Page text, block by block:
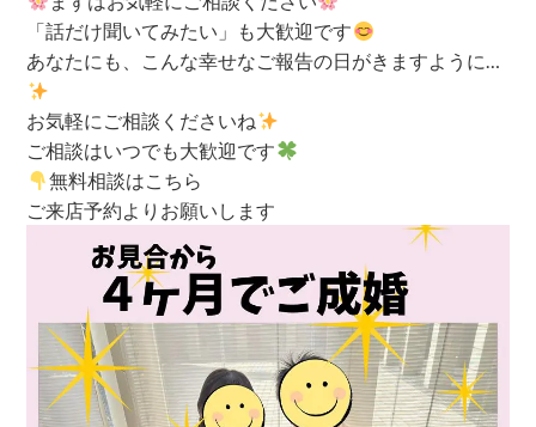
「話だけ聞いてみたい」も大歓迎です
あなたにも、こんな幸せなご報告の日がきますように…
お気軽にご相談くださいね
ご相談はいつでも大歓迎です
無料相談はこちら
ご来店予約よりお願いします